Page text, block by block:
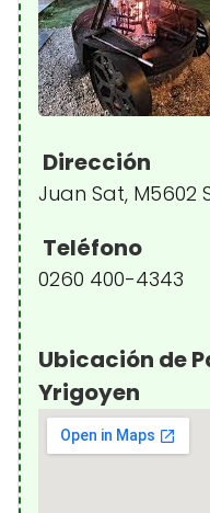
Dirección
Juan Sat, M5602
Teléfono
0260 400-4343
Ubicación de
Yrigoyen